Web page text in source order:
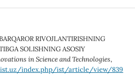
RIVOJLANTIRISHNING
SOLISHNING ASOSIY
in Science and Technologies,
index.php/ist/article/view/839